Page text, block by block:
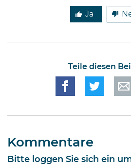
Ja
Teile diesen
Kommentare
Bitte loggen Sie sich ein